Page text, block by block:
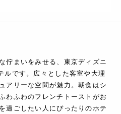
佇まいをみせる、東京ディズニ
です。広々とした客室や大理
アリーな空間が魅力。朝食はシ
わふわのフレンチトーストがお
過ごしたい人にぴったりのホテ